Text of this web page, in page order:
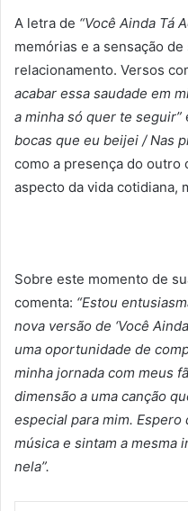
A letra de “Você Ainda Tá
memórias e a sensação
relacionamento. Versos
acabar essa saudade em
a minha só quer te seguir”
bocas que eu beijei / Nas
como a presença do outro
aspecto da vida cotidiana,
Sobre este momento de
comenta: “Estou
nova versão de ‘Você
uma oportunidade de
minha jornada com meus
dimensão a uma canção
especial para mim.
música e sintam a mesma
nela”.